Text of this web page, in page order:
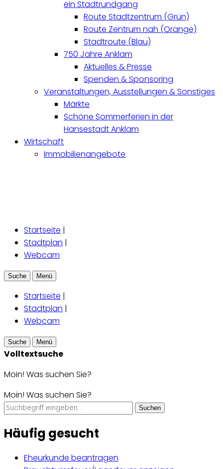
ein Stadtrundgang
Route Stadtzentrum (Grün)
Route Zentrum nah (Orange)
Stadtroute (Blau)
750 Jahre Anklam
Aktuelles & Presse
Spenden & Sponsoring
Veranstaltungen, Ausstellungen & Sonstiges
Märkte
Schöne Sommerferien in der
Hansestadt Anklam
Wirtschaft
Immobilienangebote
Startseite |
Stadtplan |
Webcam
Suche Menü
Startseite |
Stadtplan |
Webcam
Suche Menü
Volltextsuche
Moin! Was suchen Sie?
Moin! Was suchen Sie?
Suchen
Häufig gesucht
Eheurkunde beantragen